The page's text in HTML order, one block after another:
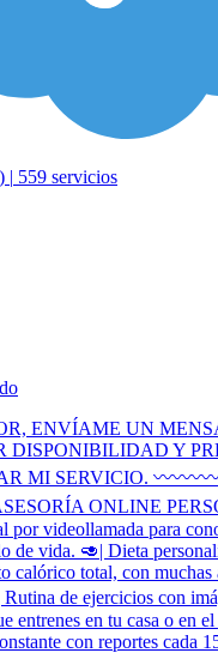
| 559 servicios
ENVÍAME UN
DISPONIBILIDAD Y
MI SERVICIO. 〰️〰️
ONLINE
por videollamada para
de vida. 🥑| Dieta
calórico total, con muchas
Rutina de ejercicios con
entrenes en tu casa o en
con reportes cada